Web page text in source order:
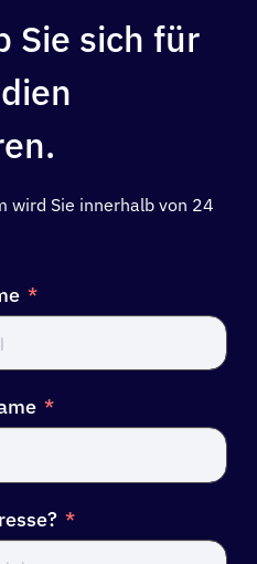
Sie sich für
wird Sie innerhalb von 24